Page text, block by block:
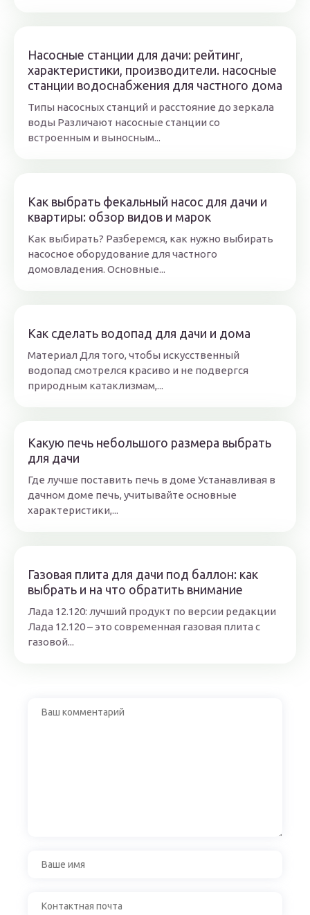
Насосные станции для дачи: рейтинг,
характеристики, производители. насосные
станции водоснабжения для частного дома
Типы насосных станций и расстояние до зеркала
воды Различают насосные станции со
встроенным и выносным...
Как выбрать фекальный насос для дачи и
квартиры: обзор видов и марок
Как выбирать? Разберемся, как нужно выбирать
насосное оборудование для частного
домовладения. Основные...
Как сделать водопад для дачи и дома
Материал Для того, чтобы искусственный
водопад смотрелся красиво и не подвергся
природным катаклизмам,...
Какую печь небольшого размера выбрать
для дачи
Где лучше поставить печь в доме Устанавливая в
дачном доме печь, учитывайте основные
характеристики,...
Газовая плита для дачи под баллон: как
выбрать и на что обратить внимание
Лада 12.120: лучший продукт по версии редакции
Лада 12.120 – это современная газовая плита с
газовой...